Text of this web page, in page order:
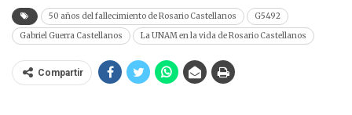
50 años del fallecimiento de Rosario Castellanos
G5492
Gabriel Guerra Castellanos
La UNAM en la vida de Rosario Castellanos
Compartir